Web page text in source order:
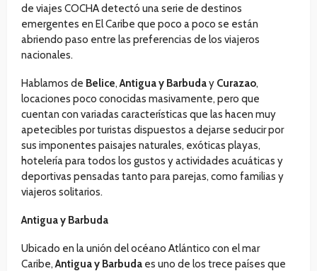
de viajes COCHA detectó una serie de destinos
emergentes en El Caribe que poco a poco se están
abriendo paso entre las preferencias de los viajeros
nacionales.
Hablamos de Belice,Antigua y Barbuday Curazao,
locaciones poco conocidas masivamente, pero que
cuentan con variadas características que las hacen muy
apetecibles por turistas dispuestos a dejarse seducir por
sus imponentes paisajes naturales, exóticas playas,
hotelería para todos los gustos y actividades acuáticas y
deportivas pensadas tanto para parejas, como familias y
viajeros solitarios.
Antigua y Barbuda
Ubicado en la unión del océano Atlántico con el mar
Caribe,Antiguay Barbuda es uno de los trece países que